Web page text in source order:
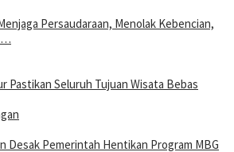
Persaudaraan, Menolak Kebencian,
…
Pastikan Seluruh Tujuan Wisata Bebas
Desak Pemerintah Hentikan Program MBG